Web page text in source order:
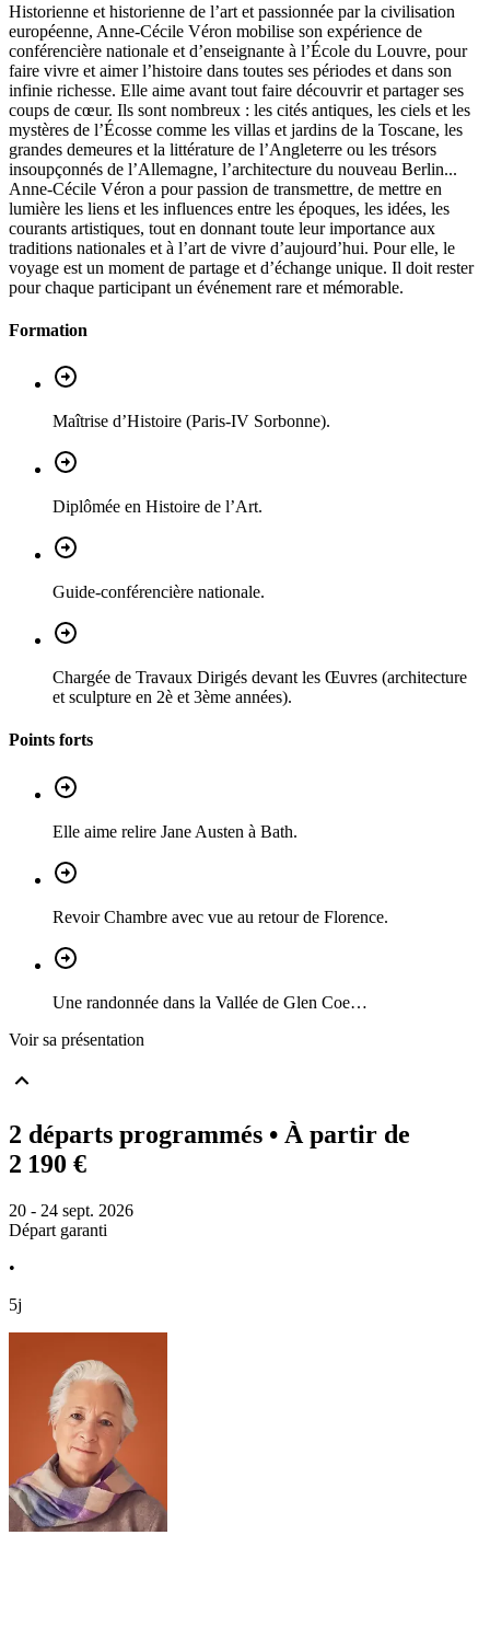
Historienne et historienne de l’art et passionnée par la civilisation
européenne, Anne-Cécile Véron mobilise son expérience de
conférencière nationale et d’enseignante à l’École du Louvre, pour
faire vivre et aimer l’histoire dans toutes ses périodes et dans son
infinie richesse. Elle aime avant tout faire découvrir et partager ses
coups de cœur. Ils sont nombreux : les cités antiques, les ciels et les
mystères de l’Écosse comme les villas et jardins de la Toscane, les
grandes demeures et la littérature de l’Angleterre ou les trésors
insoupçonnés de l’Allemagne, l’architecture du nouveau Berlin...
Anne-Cécile Véron a pour passion de transmettre, de mettre en
lumière les liens et les influences entre les époques, les idées, les
courants artistiques, tout en donnant toute leur importance aux
traditions nationales et à l’art de vivre d’aujourd’hui. Pour elle, le
voyage est un moment de partage et d’échange unique. Il doit rester
pour chaque participant un événement rare et mémorable.
Formation
Maîtrise d’Histoire (Paris-IV Sorbonne).
Diplômée en Histoire de l’Art.
Guide-conférencière nationale.
Chargée de Travaux Dirigés devant les Œuvres (architecture
et sculpture en 2è et 3ème années).
Points forts
Elle aime relire Jane Austen à Bath.
Revoir Chambre avec vue au retour de Florence.
Une randonnée dans la Vallée de Glen Coe…
Voir sa présentation
2 départs programmés • À partir de
2 190 €
20 - 24 sept. 2026
Départ garanti
•
5j